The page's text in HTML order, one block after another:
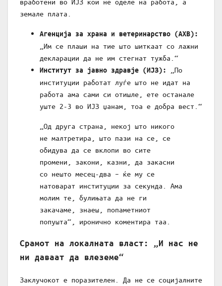
земале плата.
Агенција за храна и ветеринарство (АХВ):
„Им се плаши на тие што шиткаат со лажни
декларации да не им стегнат тужба.“
Институт за јавно здравје (ИЈЗ):
„По
институции работат луѓе што не идат на
работа ама сами си отишле, ете останале
уште 2-3 во ИЈЗ џанам, тоа е добра вест.“
„Од друга страна, некој што никого
не малтретира, што пази на се, се
обидува да се вклопи во сите
промени, закони, казни, да закасни
со нешто месец-два – ќе му се
натоварат институции за секунда. Ама
молим те, булињата да не ги
закачаме, знаеш, попаметниот
попушта“, иронично коментира таа.
Срамот на локалната власт: „И нас не
ни даваат да влеземе“
Заклучокот е поразителен. Да не се социјалните